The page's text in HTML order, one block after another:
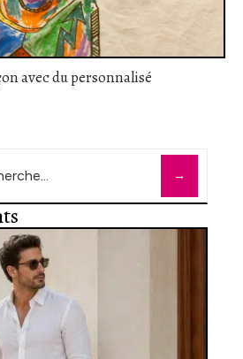
avec du personnalisé